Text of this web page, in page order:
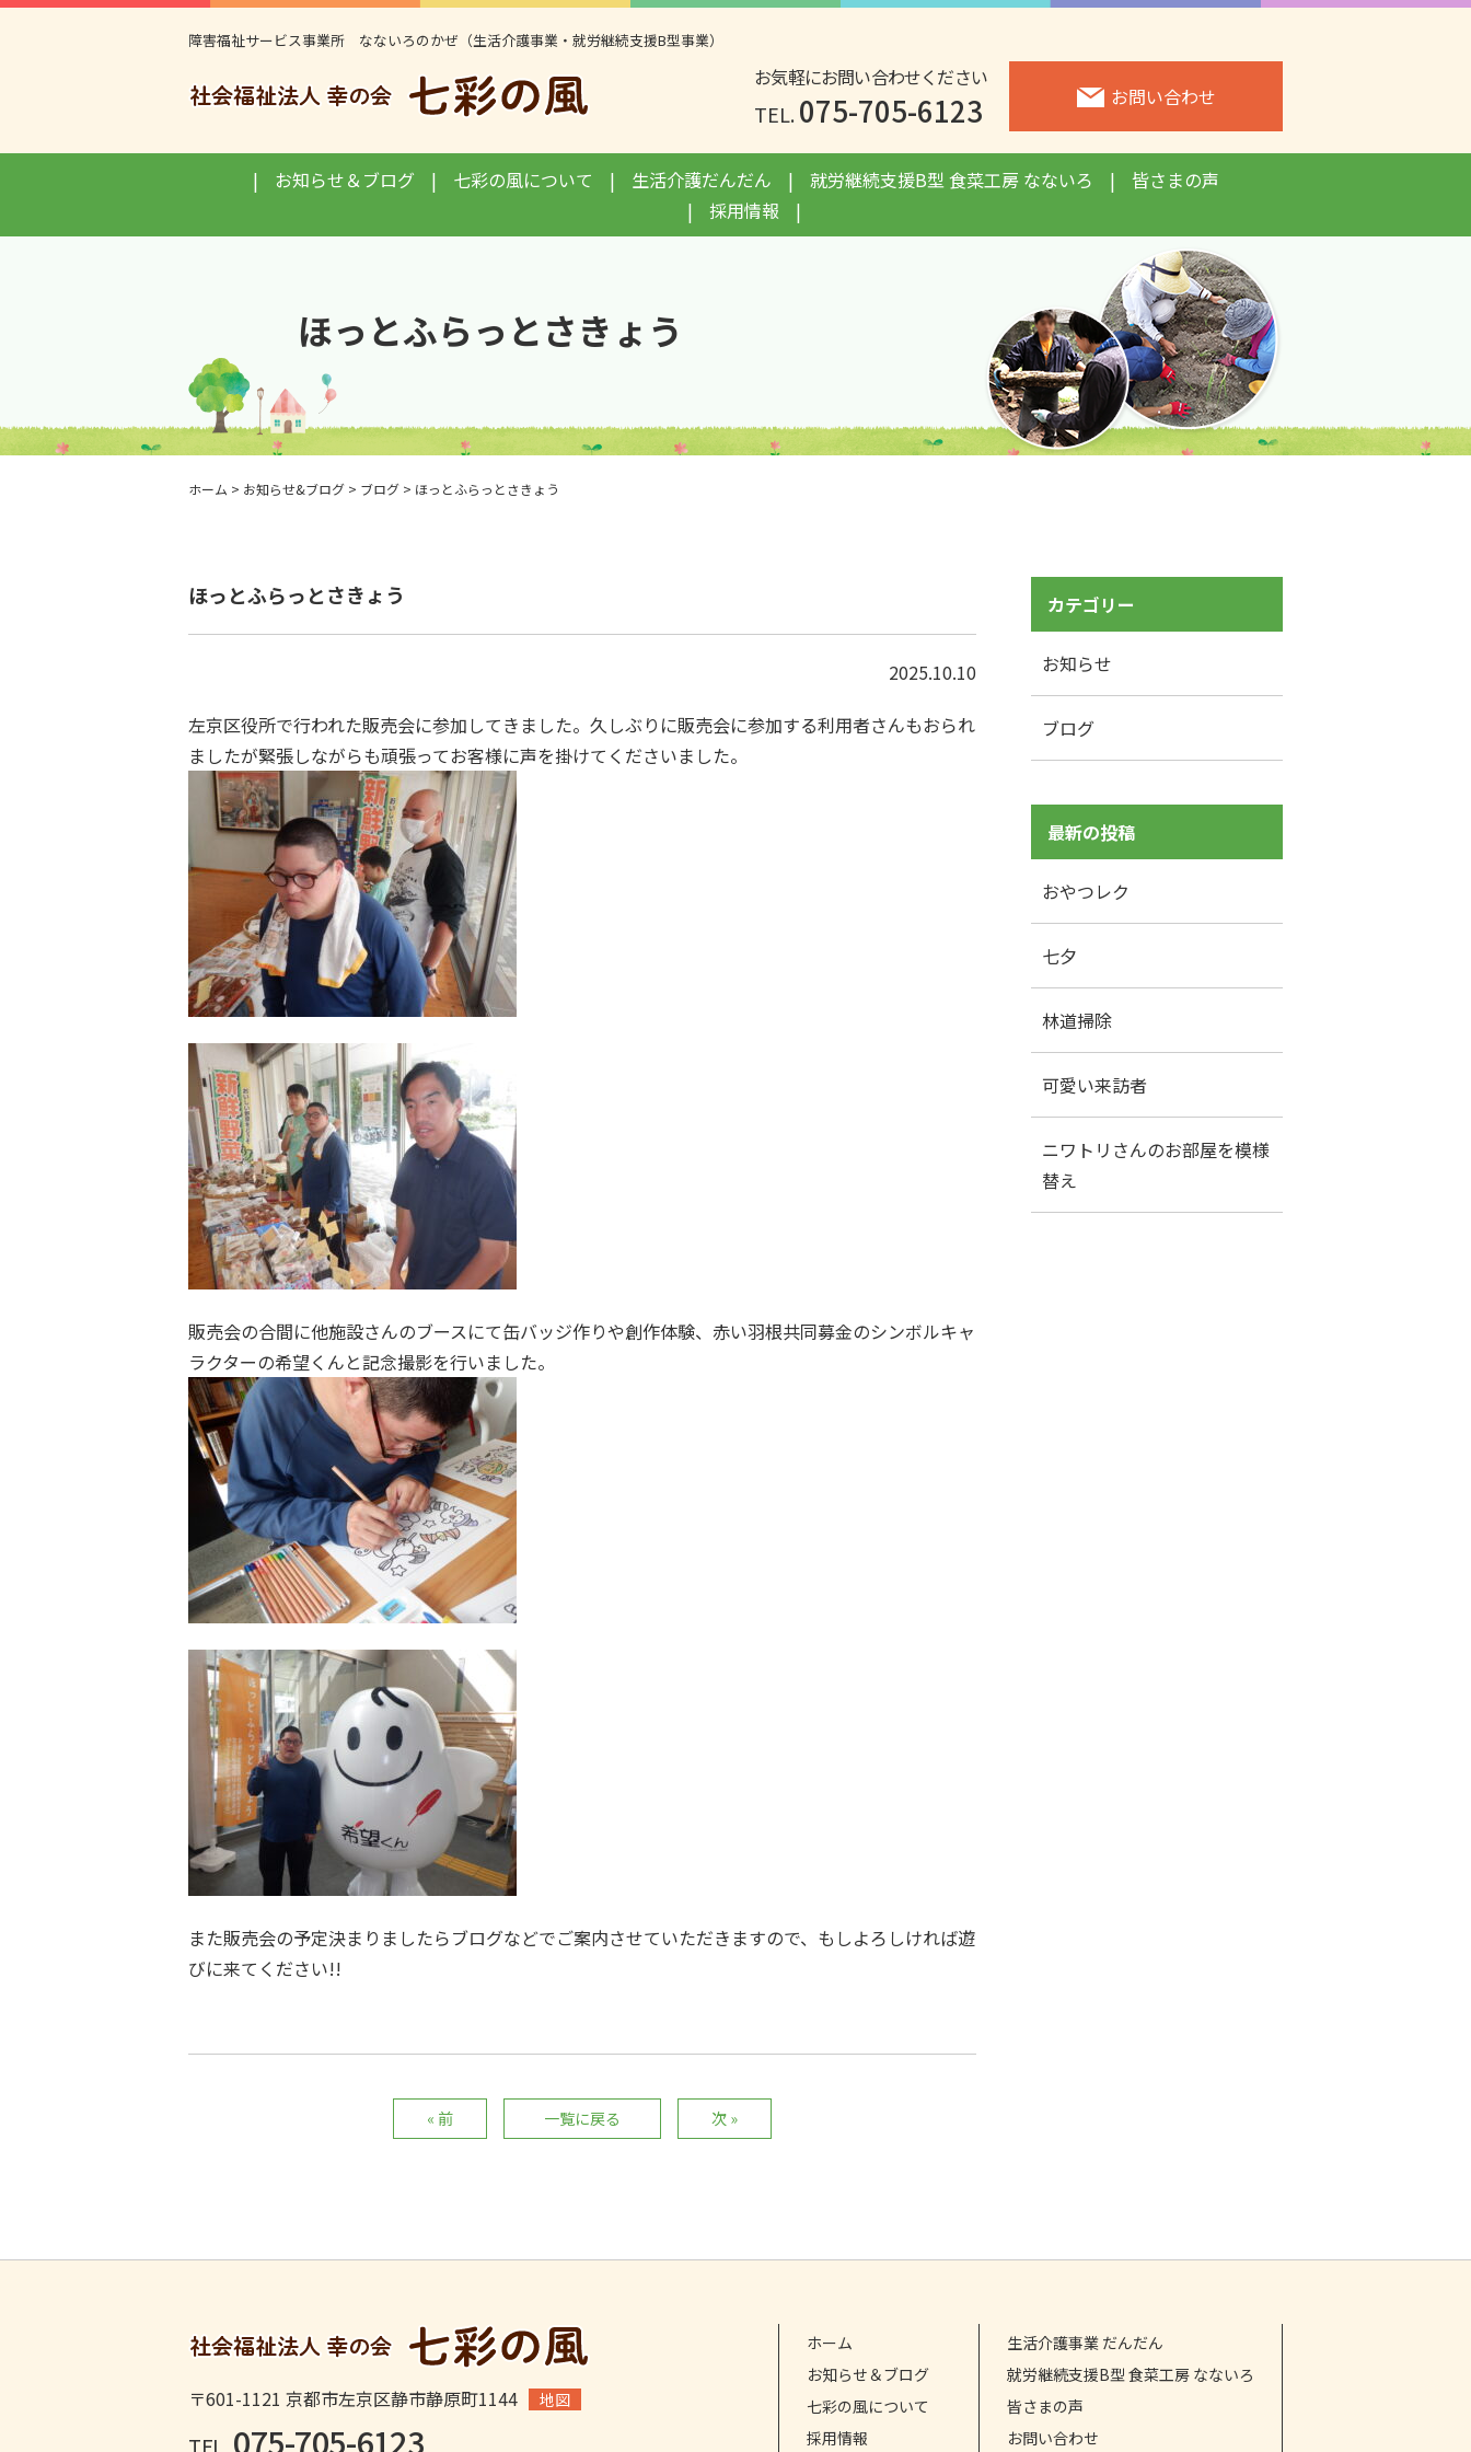
障害福祉サービス事業所 なないろのかぜ（生活介護事業・就労継続支援B型事業）
お気軽にお問い合わせください
TEL.075-705-6123 お問い合わせ
お知らせ＆ブログ 七彩の風について 生活介護だんだん 就労継続支援B型 食菜工房 なないろ
皆さまの声
採用情報
ほっとふらっとさきょう
ホーム > お知らせ&ブログ > ブログ > ほっとふらっとさきょう
ほっとふらっとさきょう
2025.10.10
左京区役所で行われた販売会に参加してきました。久しぶりに販売会に参加する利用者さんもおられ
ましたが緊張しながらも頑張ってお客様に声を掛けてくださいました。
販売会の合間に他施設さんのブースにて缶バッジ作りや創作体験、赤い羽根共同募金のシンボルキャ
ラクターの希望くんと記念撮影を行いました。
また販売会の予定決まりましたらブログなどでご案内させていただきますので、もしよろしければ遊
びに来てください!!
« 前 一覧に戻る 次 »
カテゴリー
お知らせ
ブログ
最新の投稿
おやつレク
七夕
林道掃除
可愛い来訪者
ニワトリさんのお部屋を模様
替え
〒601-1121 京都市左京区静市静原町1144 地図
075-705-6123
ホーム
お知らせ＆ブログ
七彩の風について
採用情報
生活介護事業 だんだん
就労継続支援B型 食菜工房 なないろ
皆さまの声
お問い合わせ